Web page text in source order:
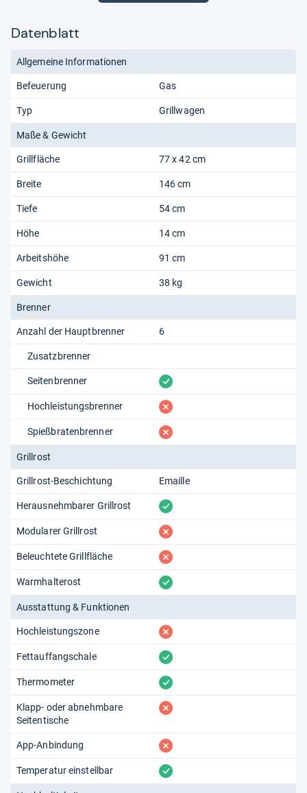
Datenblatt
Allgemeine Informationen
Befeuerung Gas
Typ Grillwagen
Maße & Gewicht
Grillfläche 77 x 42 cm
Breite 146 cm
Tiefe 54 cm
Höhe 14 cm
Arbeitshöhe 91 cm
Gewicht 38 kg
Brenner
Anzahl der Hauptbrenner 6
Zusatzbrenner
Seitenbrenner vorhanden
Hochleistungsbrenner fehlt
Spießbratenbrenner fehlt
Grillrost
Grillrost-Beschichtung Emaille
Herausnehmbarer Grillrost vorhanden
Modularer Grillrost fehlt
Beleuchtete Grillfläche fehlt
Warmhalterost vorhanden
Ausstattung & Funktionen
Hochleistungszone fehlt
Fettauffangschale vorhanden
Thermometer vorhanden
Klapp- oder abnehmbare
Seitentische
fehlt
App-Anbindung fehlt
Temperatur einstellbar vorhanden